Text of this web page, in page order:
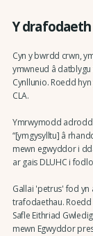
Y drafodaeth
Cyn y bwrdd crwn,
ymwneud â
Cynllunio. Roedd
CLA.
Ymrwymodd
“[ymgysylltu] â
mewn egwyddor i
ar gais DLUHC i
Gallai 'petrus' fod
trafodaethau.
Safle Eithriad
mewn Egwyddor